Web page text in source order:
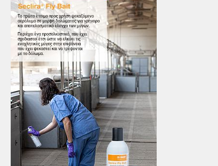
ΤΟ ΠΕΡΙΟΔΙΚΟ
Profile
ΑΡΧΕΙΟ ΤΕΥΧΩΝ
ΣΥΝΕΔΡΙΟ ΚΡΕΑΤΟΣ